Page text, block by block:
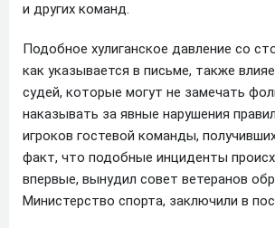
и других команд.
Подобное хулиганское давление со
как указывается в письме, также
судей, которые могут не замечать
наказывать за явные нарушения
игроков гостевой команды,
факт, что подобные инциденты
впервые, вынудил совет ветеранов
Министерство спорта, заключили в